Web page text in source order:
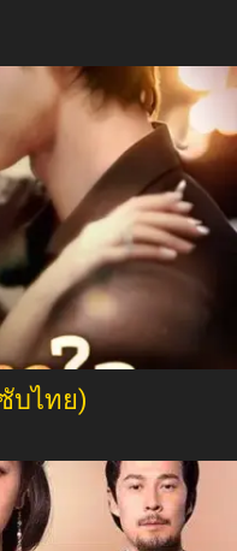
บไทย)